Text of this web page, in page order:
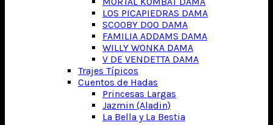
LOS PICAPIEDRAS DAMA
SCOOBY DOO DAMA
FAMILIA ADDAMS DAMA
WILLY WONKA DAMA
V DE VENDETTA DAMA
Trajes Típicos
Cuentos de Hadas
Princesas Largas
Jazmin (Aladin)
La Bella y La Bestia